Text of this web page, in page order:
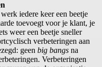
iedere keer een beetje
toevoegt voor je klant, je
weer een beetje sneller
verbeteringen aan
geen big bangs na
Verbeteringen